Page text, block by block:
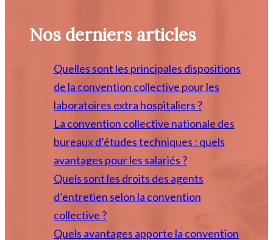
Nos derniers articles
Quelles sont les principales dispositions
de la convention collective pour les
laboratoires extra hospitaliers ?
La convention collective nationale des
bureaux d’études techniques : quels
avantages pour les salariés ?
Quels sont les droits des agents
d’entretien selon la convention
collective ?
Quels avantages apporte la convention